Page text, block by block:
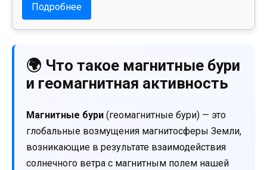
Подробнее
🌍 Что такое магнитные бури
и геомагнитная активность
Магнитные бури (геомагнитные бури) — это
глобальные возмущения магнитосферы Земли,
возникающие в результате взаимодействия
солнечного ветра с магнитным полем нашей